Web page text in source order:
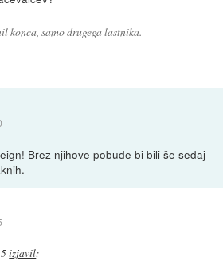
konca, samo drugega lastnika.
Brez njihove pobude bi bili še sedaj
izjavil: